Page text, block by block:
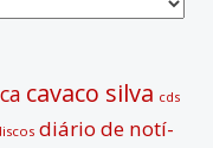
cavaco silva cds
diário de notí­